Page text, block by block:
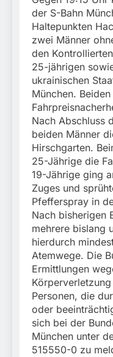
der S-Bahn
Haltepunkten
zwei Männer
den
25-jährigen
ukrainischen
München.
Nach Abschluss
beiden Männer
Hirschgarten.
25-Jährige die
19-Jährige ging
Zuges und
Pfefferspray in
Nach bisherigen
mehrere bislang
hierdurch
Atemwege. Die
Ermittlungen
Personen, die
oder
sich bei der
München unter
515550-0 zu